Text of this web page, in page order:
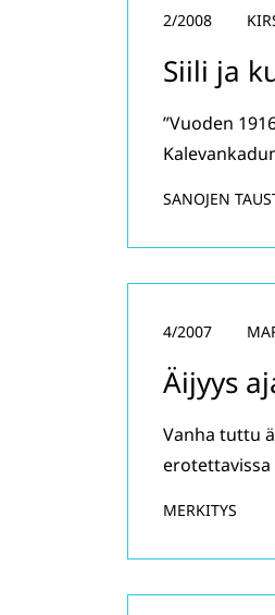
Siili ja
2/2008
”Vuoden
SANOJEN
Äijyys
4/2007
Vanha tuttu
MERKITYS